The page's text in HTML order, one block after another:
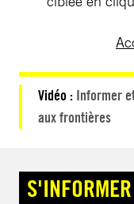
Vidéo : Informer
aux frontières
S'INFORMER